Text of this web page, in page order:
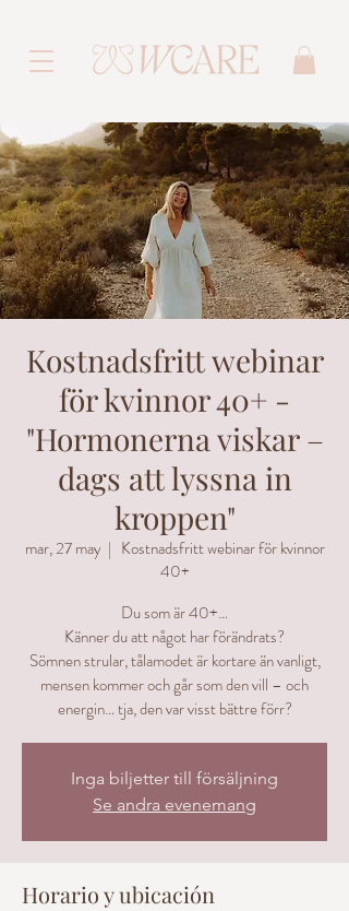
Kostnadsfritt webinar
för kvinnor 40+ -
"Hormonerna viskar –
dags att lyssna in
kroppen"
mar, 27 may
  |
Kostnadsfritt webinar för kvinnor
40+
Du som är 40+…
Känner du att något har förändrats?
Sömnen strular, tålamodet är kortare än vanligt,
mensen kommer och går som den vill – och
energin… tja, den var visst bättre förr?
Inga biljetter till försäljning
Se andra evenemang
Horario y ubicación